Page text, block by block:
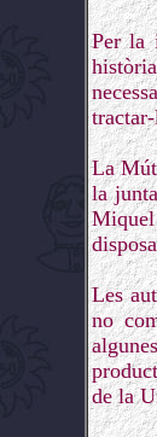
Per la
La
la
Miquel
Les
no
de la